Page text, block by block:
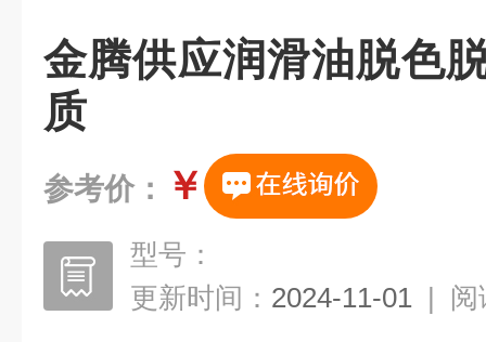
金腾供应润滑油脱色
质
参考价： ￥
型号：
更新时间： 2024-11-01 | 阅